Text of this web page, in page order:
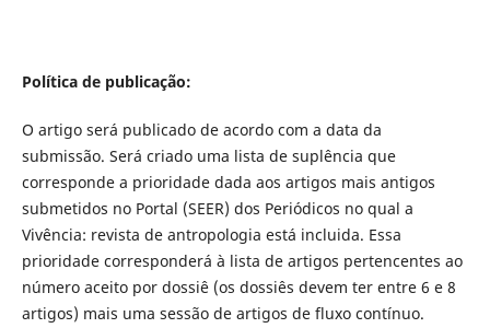
Política de publicação:
O artigo será publicado de acordo com a data da
submissão. Será criado uma lista de suplência que
corresponde a prioridade dada aos artigos mais antigos
submetidos no Portal (SEER) dos Periódicos no qual a
Vivência: revista de antropologia está incluida. Essa
prioridade corresponderá à lista de artigos pertencentes ao
número aceito por dossiê (os dossiês devem ter entre 6 e 8
artigos) mais uma sessão de artigos de fluxo contínuo.